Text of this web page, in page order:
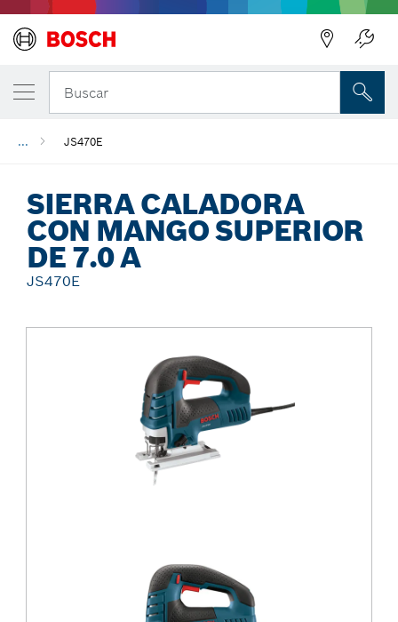
Buscar
... JS470E
SIERRA CALADORA
CON MANGO SUPERIOR
DE 7.0 A
JS470E